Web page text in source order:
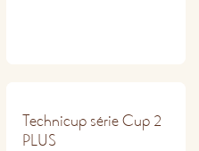
Technicup série Cup 2
PLUS